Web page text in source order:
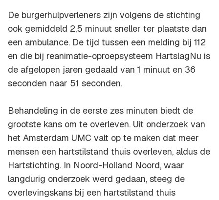
De burgerhulpverleners zijn volgens de stichting
ook gemiddeld 2,5 minuut sneller ter plaatste dan
een ambulance. De tijd tussen een melding bij 112
en die bij reanimatie-oproepsysteem HartslagNu is
de afgelopen jaren gedaald van 1 minuut en 36
seconden naar 51 seconden.
Behandeling in de eerste zes minuten biedt de
grootste kans om te overleven. Uit onderzoek van
het Amsterdam UMC valt op te maken dat meer
mensen een hartstilstand thuis overleven, aldus de
Hartstichting. In Noord-Holland Noord, waar
langdurig onderzoek werd gedaan, steeg de
overlevingskans bij een hartstilstand thuis